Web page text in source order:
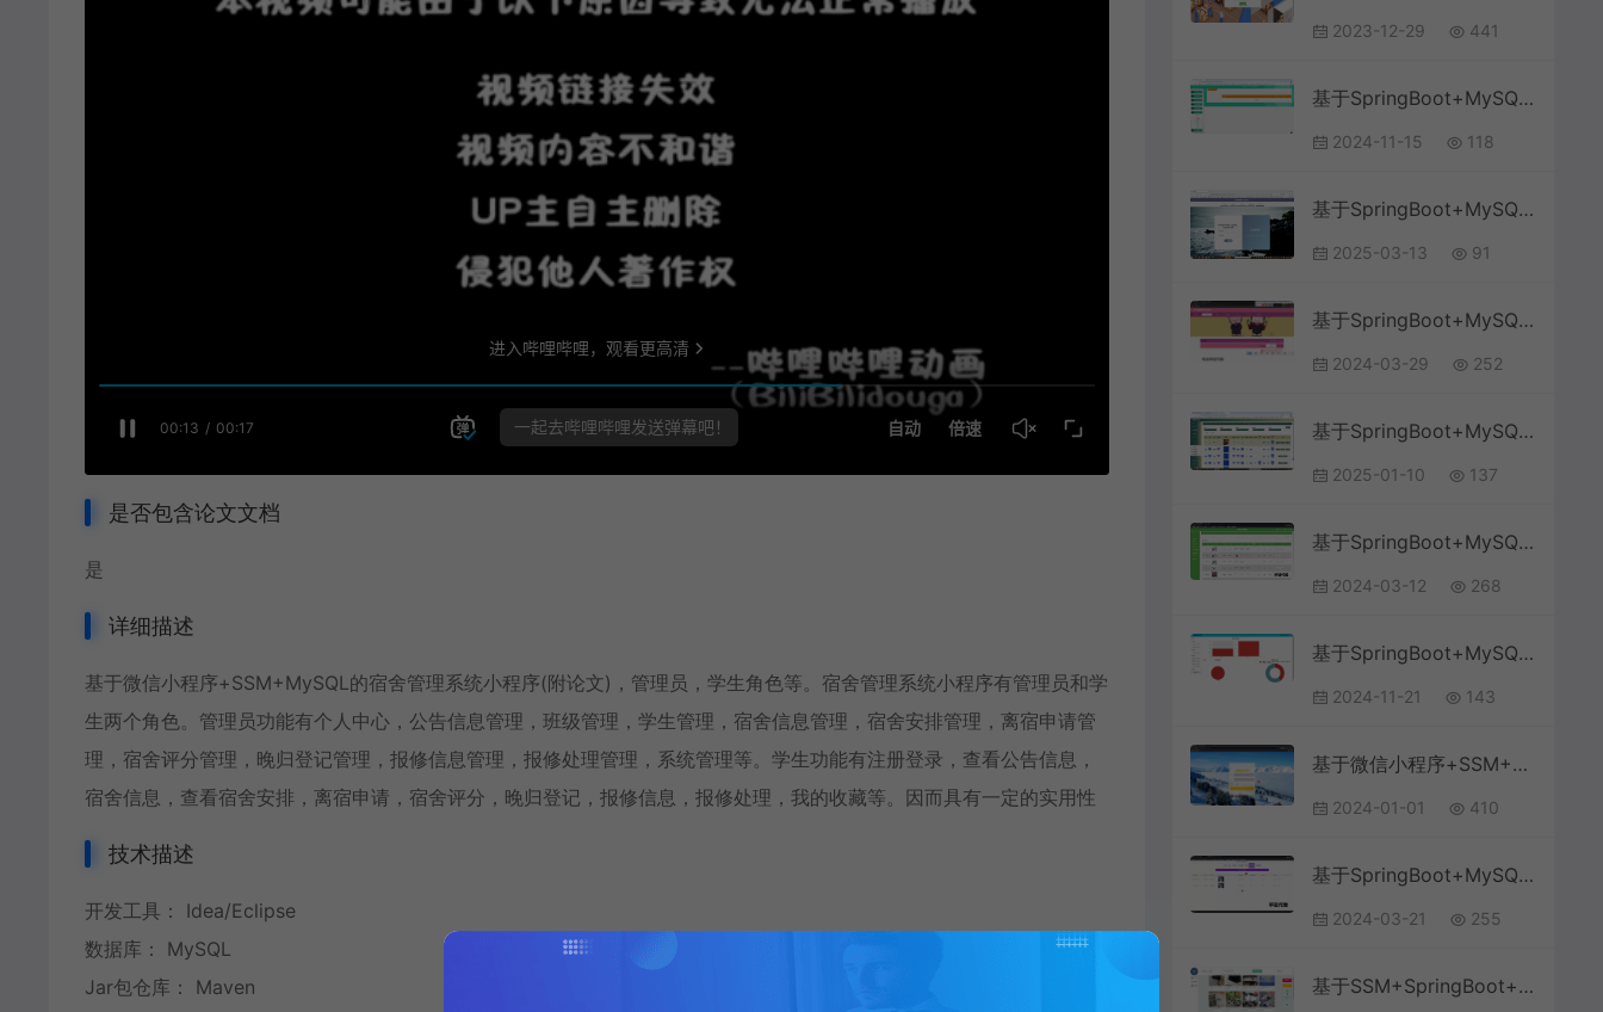
是否包含论文文档
是
详细描述
基于微信小程序+SSM+MySQL的宿舍管理系统小程序(附论文)，管理员，学生角色等。宿舍管理系统小程序有管理员和学
生两个角色。管理员功能有个人中心，公告信息管理，班级管理，学生管理，宿舍信息管理，宿舍安排管理，离宿申请管
理，宿舍评分管理，晚归登记管理，报修信息管理，报修处理管理，系统管理等。学生功能有注册登录，查看公告信息，
宿舍信息，查看宿舍安排，离宿申请，宿舍评分，晚归登记，报修信息，报修处理，我的收藏等。因而具有一定的实用性
技术描述
开发工具： Idea/Eclipse
数据库： MySQL
Jar包仓库： Maven
2023-12-29 441
基于SpringBoot+MySQL+Vue.js的特色农产品交易系统(附论文)
2024-11-15 118
基于SpringBoot+MySQL+Vue.js的宠物健康咨询系统(附论文)
2025-03-13 91
基于SpringBoot+MySQL+Vue.js的农产品质量检测系统(附论文)
2024-03-29 252
基于SpringBoot+MySQL+Vue.js的智慧物流小程序(附论文)
2025-01-10 137
基于SpringBoot+MySQL+Vue.js的自行车管理系统(附论文)
2024-03-12 268
基于SpringBoot+MySQL+Vue.js的智慧医疗系统(附论文)
2024-11-21 143
基于微信小程序+SSM+MySQL的疫苗预约小程序(附论文)
2024-01-01 410
基于SpringBoot+MySQL+Vue.js的政务大厅管理系统(附论文)
2024-03-21 255
基于SSM+SpringBoot+MySQL的高校二手交易系统(附论文)